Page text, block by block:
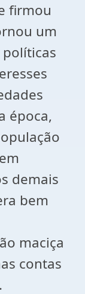
firmou
um
época,
demais
bem
maciça
contas